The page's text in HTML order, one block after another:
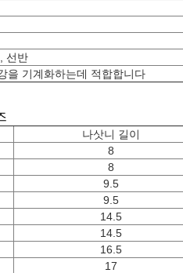
선반
을 기계화하는데 적합합니다
나삿니 길이
8
8
9.5
9.5
14.5
14.5
16.5
17